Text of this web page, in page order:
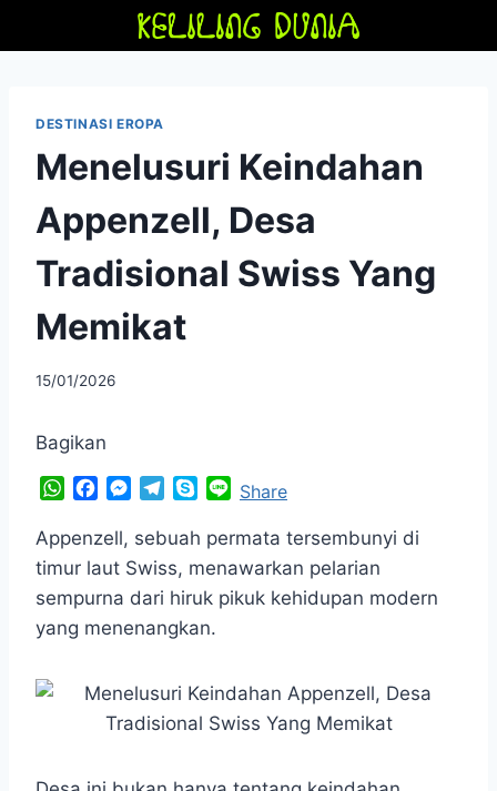
DESTINASI EROPA
Menelusuri Keindahan
Appenzell, Desa
Tradisional Swiss Yang
Memikat
By
15/01/2026
Bagikan
W
a
t
A
p
c
e
o
o
M
s
s
e
n
g
r
l
e
g
a
y
p
e
n
e
Share
Appenzell, sebuah permata tersembunyi di
timur laut Swiss, menawarkan pelarian
sempurna dari hiruk pikuk kehidupan modern
yang menenangkan.